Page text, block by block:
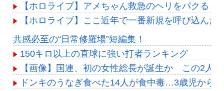
【ホロライブ】アメちゃん救急のヘリをパクる→
【ホロライブ】ここ近年で一番新規を呼び込んだ
Powered by livedoor 相互RSS
共感必至の“日常修羅場”短編集！
150キロ以上の直球に強い打者ランキング
【画像】国連、初の女性総長が誕生か この2人
ドンキのうなぎ食べた14人が食中毒…3歳児から